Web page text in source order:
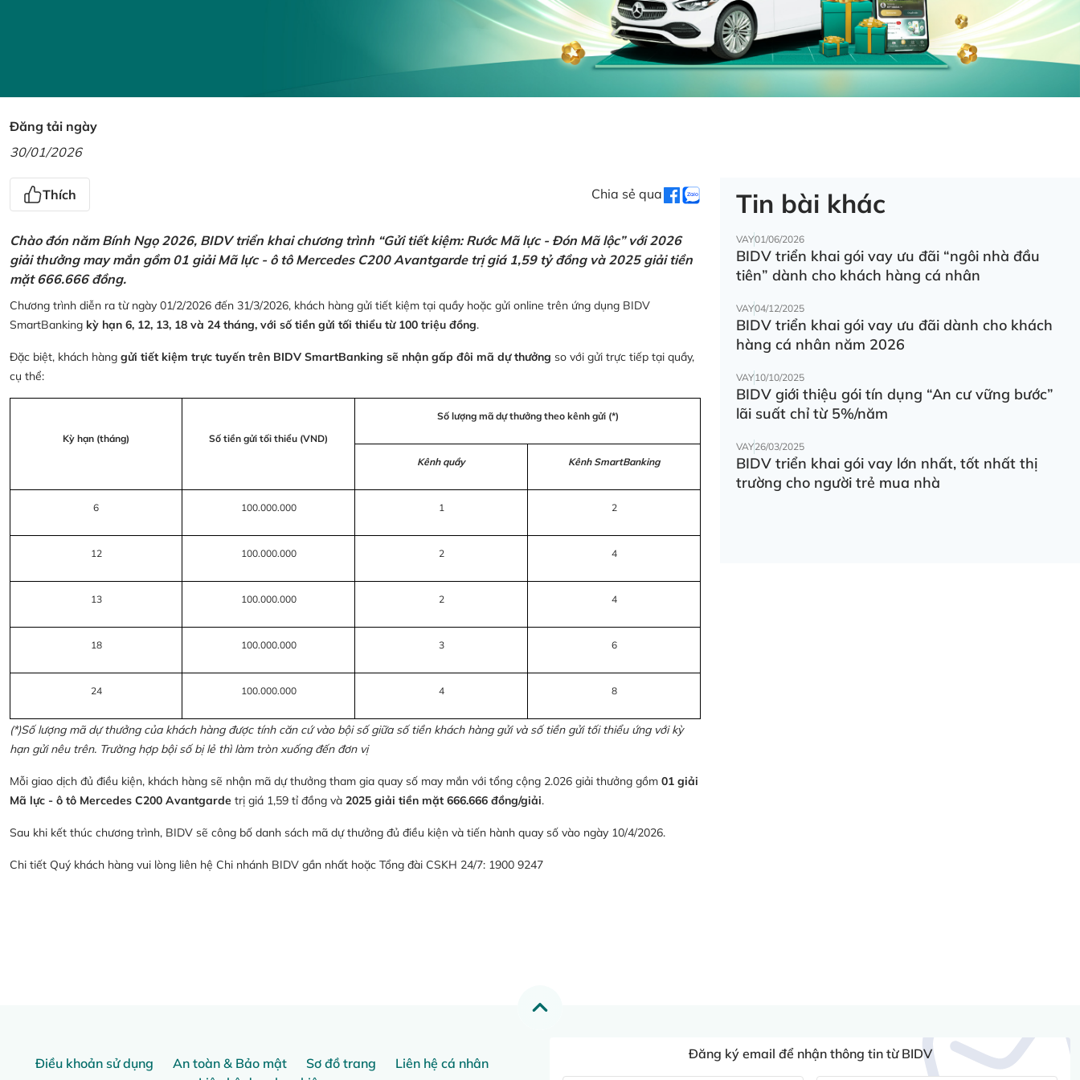
Đăng tải ngày
30/01/2026
Thích Chia sẻ qua
Chào đón năm Bính Ngọ 2026, BIDV triển khai chương trình “Gửi tiết kiệm: Rước Mã lực - Đón Mã lộc” với 2026
giải thưởng may mắn gồm 01 giải Mã lực - ô tô Mercedes C200 Avantgarde trị giá 1,59 tỷ đồng và 2025 giải tiền
mặt 666.666 đồng.
Chương trình diễn ra từ ngày 01/2/2026 đến 31/3/2026, khách hàng gửi tiết kiệm tại quầy hoặc gửi online trên ứng dụng BIDV
SmartBanking kỳ hạn 6, 12, 13, 18 và 24 tháng, với số tiền gửi tối thiểu từ 100 triệu đồng.
Đặc biệt, khách hàng gửi tiết kiệm trực tuyến trên BIDV SmartBanking sẽ nhận gấp đôi mã dự thưởng so với gửi trực tiếp tại quầy,
cụ thể:
Kỳ hạn (tháng) Số tiền gửi tối thiểu (VND)
Số lượng mã dự thưởng theo kênh gửi (*)
Kênh quầy Kênh SmartBanking
6 100.000.000 1 2
12 100.000.000 2 4
13 100.000.000 2 4
18 100.000.000 3 6
24 100.000.000 4 8
(*)Số lượng mã dự thưởng của khách hàng được tính căn cứ vào bội số giữa số tiền khách hàng gửi và số tiền gửi tối thiểu ứng với kỳ
hạn gửi nêu trên. Trường hợp bội số bị lẻ thì làm tròn xuống đến đơn vị
Mỗi giao dịch đủ điều kiện, khách hàng sẽ nhận mã dự thưởng tham gia quay số may mắn với tổng cộng 2.026 giải thưởng gồm 01 giải
Mã lực - ô tô Mercedes C200 Avantgarde trị giá 1,59 tỉ đồng và 2025 giải tiền mặt 666.666 đồng/giải.
Sau khi kết thúc chương trình, BIDV sẽ công bố danh sách mã dự thưởng đủ điều kiện và tiến hành quay số vào ngày 10/4/2026.
Chi tiết Quý khách hàng vui lòng liên hệ Chi nhánh BIDV gần nhất hoặc Tổng đài CSKH 24/7: 1900 9247
Tin bài khác
VAY01/06/2026
BIDV triển khai gói vay ưu đãi “ngôi nhà đầu
tiên” dành cho khách hàng cá nhân
VAY04/12/2025
BIDV triển khai gói vay ưu đãi dành cho khách
hàng cá nhân năm 2026
VAY10/10/2025
BIDV giới thiệu gói tín dụng “An cư vững bước”
lãi suất chỉ từ 5%/năm
VAY26/03/2025
BIDV triển khai gói vay lớn nhất, tốt nhất thị
trường cho người trẻ mua nhà
Điều khoản sử dụng An toàn & Bảo mật Sơ đồ trang
Liên hệ cá nhân
Đăng ký email để nhận thông tin từ BIDV